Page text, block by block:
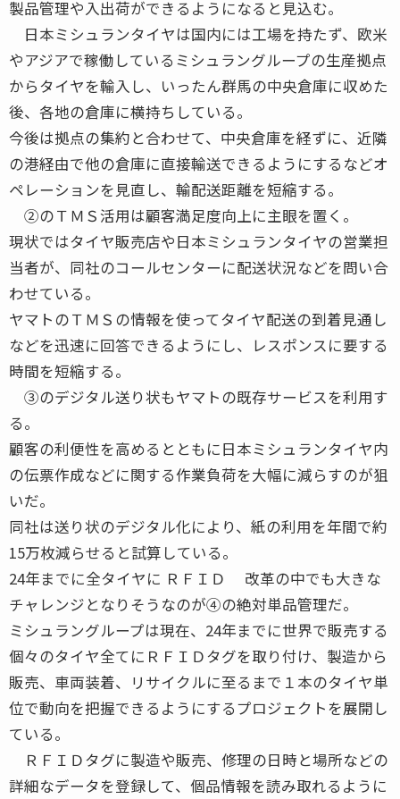
製品管理や入出荷ができるようになると見込む。
日本ミシュランタイヤは国内には工場を持たず、欧米
やアジアで稼働しているミシュラングループの生産拠点
からタイヤを輸入し、いったん群馬の中央倉庫に収めた
後、各地の倉庫に横持ちしている。
今後は拠点の集約と合わせて、中央倉庫を経ずに、近隣
の港経由で他の倉庫に直接輸送できるようにするなどオ
ペレーションを見直し、輸配送距離を短縮する。
②のＴＭＳ活用は顧客満足度向上に主眼を置く。
現状ではタイヤ販売店や日本ミシュランタイヤの営業担
当者が、同社のコールセンターに配送状況などを問い合
わせている。
ヤマトのＴＭＳの情報を使ってタイヤ配送の到着見通し
などを迅速に回答できるようにし、レスポンスに要する
時間を短縮する。
③のデジタル送り状もヤマトの既存サービスを利用す
る。
顧客の利便性を高めるとともに日本ミシュランタイヤ内
の伝票作成などに関する作業負荷を大幅に減らすのが狙
いだ。
同社は送り状のデジタル化により、紙の利用を年間で約
15万枚減らせると試算している。
24年までに全タイヤに ＲＦＩＤ 改革の中でも大きな
チャレンジとなりそうなのが④の絶対単品管理だ。
ミシュラングループは現在、24年までに世界で販売する
個々のタイヤ全てにＲＦＩＤタグを取り付け、製造から
販売、車両装着、リサイクルに至るまで１本のタイヤ単
位で動向を把握できるようにするプロジェクトを展開し
ている。
ＲＦＩＤタグに製造や販売、修理の日時と場所などの
詳細なデータを登録して、個品情報を読み取れるように